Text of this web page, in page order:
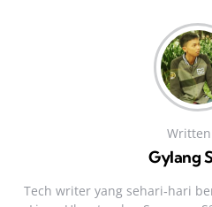
Gylang
Tech writer yang sehari‑hari